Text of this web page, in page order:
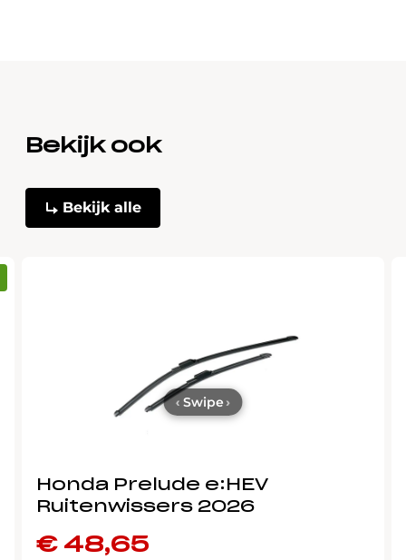
Bekijk ook
Bekijk alle
Honda Prelude e:HEV
Ruitenwissers 2026
€48,65
‹ Swipe ›